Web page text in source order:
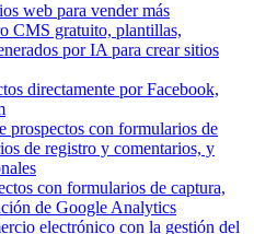
web para vender más
CMS gratuito, plantillas,
por IA para crear sitios
directamente por Facebook,
prospectos con formularios de
de registro y comentarios, y
con formularios de captura,
de Google Analytics
electrónico con la gestión del